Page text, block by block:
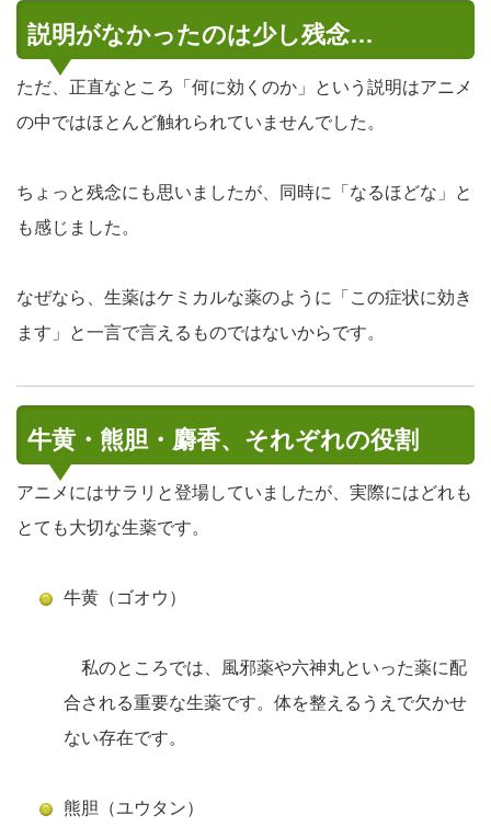
説明がなかったのは少し残念…
ただ、正直なところ「何に効くのか」という説明はアニメ
の中ではほとんど触れられていませんでした。
ちょっと残念にも思いましたが、同時に「なるほどな」と
も感じました。
なぜなら、生薬はケミカルな薬のように「この症状に効き
ます」と一言で言えるものではないからです。
牛黄・熊胆・麝香、それぞれの役割
アニメにはサラリと登場していましたが、実際にはどれも
とても大切な生薬です。
牛黄（ゴオウ）
私のところでは、風邪薬や六神丸といった薬に配
合される重要な生薬です。体を整えるうえで欠かせ
ない存在です。
熊胆（ユウタン）